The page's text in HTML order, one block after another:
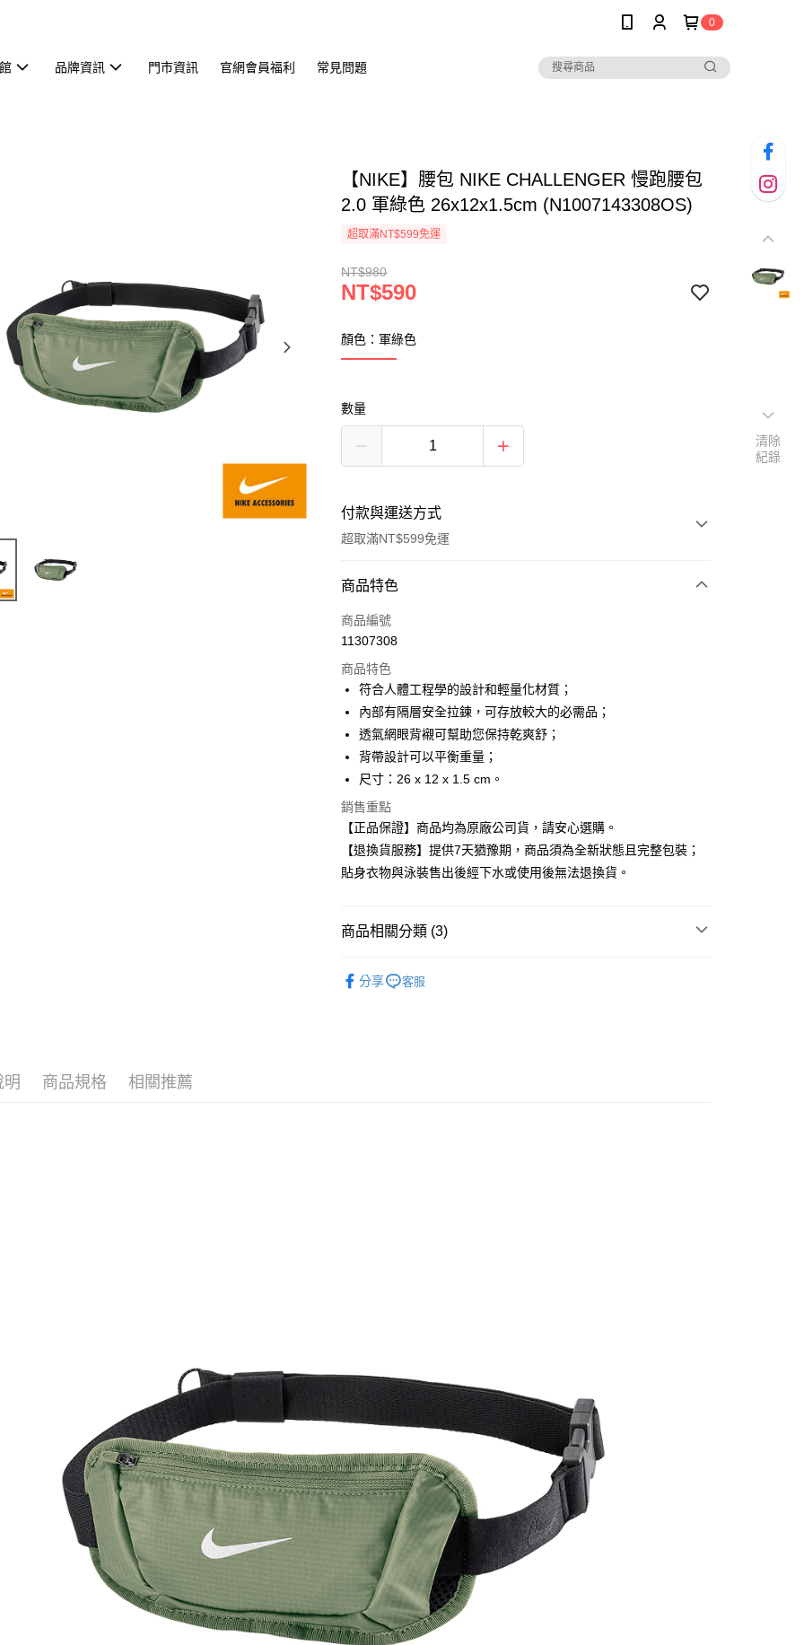
0
品牌資訊 門市資訊 官網會員福利 常見問題
【NIKE】腰包 NIKE CHALLENGER 慢跑腰包
2.0 軍綠色 26x12x1.5cm (N1007143308OS)
超取滿NT$599免運
NT$980
NT$590
顏色：軍綠色
數量
付款與運送方式
超取滿NT$599免運
付款方式
信用卡一次付款
Apple Pay
運送方式
全家取貨付款
每筆NT$80，滿NT$599(含以上)免運費
付款後全家取貨
每筆NT$80，滿NT$599(含以上)免運費
每筆NT$80，滿NT$599(含以上)免運費
商品特色
商品編號
11307308
商品特色
符合人體工程學的設計和輕量化材質；
內部有隔層安全拉鍊，可存放較大的必需品；
透氣網眼背襯可幫助您保持乾爽舒；
背帶設計可以平衡重量；
尺寸：26 x 12 x 1.5 cm。
銷售重點
【正品保證】商品均為原廠公司貨，請安心選購。
【退換貨服務】提供7天猶豫期，商品須為全新狀態且完整包裝；
貼身衣物與泳裝售出後經下水或使用後無法退換貨。
商品相關分類 (3)
分享 客服
明 商品規格 相關推薦
清除
紀錄